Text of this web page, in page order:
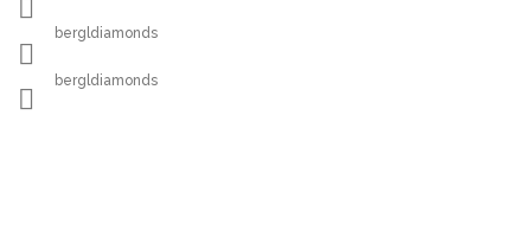
bergldiamonds
bergldiamonds